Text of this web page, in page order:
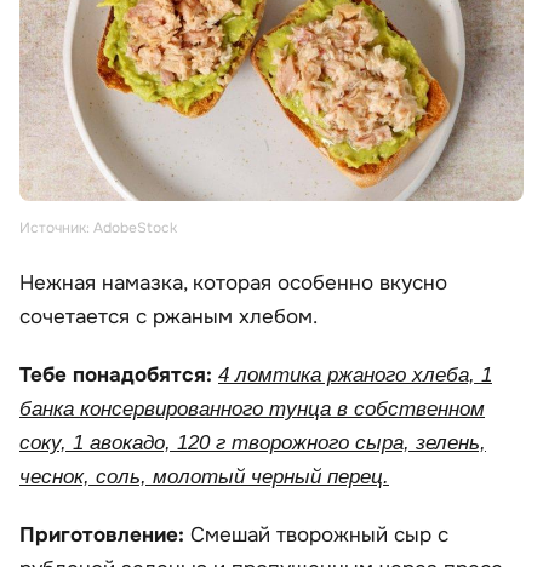
Источник: AdobeStock
Нежная намазка, которая особенно вкусно
сочетается с ржаным хлебом.
Тебе понадобятся: 4 ломтика ржаного хлеба, 1
банка консервированного тунца в собственном
соку, 1 авокадо, 120 г творожного сыра, зелень,
чеснок, соль, молотый черный перец.
Приготовление: Смешай творожный сыр с